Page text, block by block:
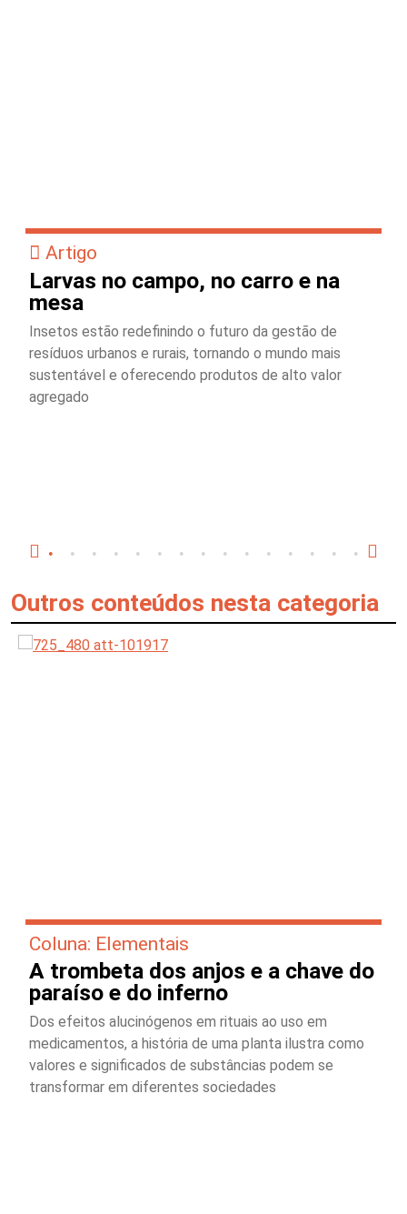
Artigo
Larvas no campo, no carro e na
mesa
Insetos estão redefinindo o futuro da gestão de
resíduos urbanos e rurais, tornando o mundo mais
sustentável e oferecendo produtos de alto valor
agregado
Outros conteúdos nesta categoria
Coluna: Elementais
A trombeta dos anjos e a chave do
paraíso e do inferno
Dos efeitos alucinógenos em rituais ao uso em
medicamentos, a história de uma planta ilustra como
valores e significados de substâncias podem se
transformar em diferentes sociedades